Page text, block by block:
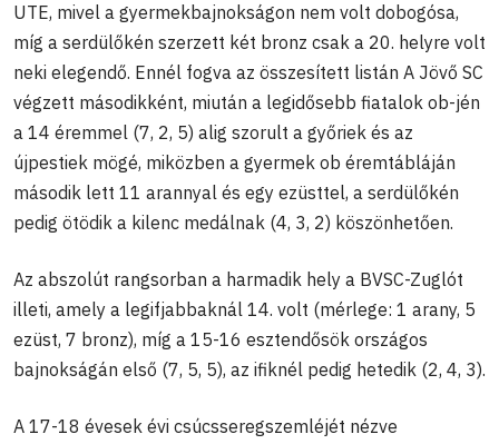
UTE, mivel a gyermekbajnokságon nem volt dobogósa,
míg a serdülőkén szerzett két bronz csak a 20. helyre volt
neki elegendő. Ennél fogva az összesített listán A Jövő SC
végzett másodikként, miután a legidősebb fiatalok ob-jén
a 14 éremmel (7, 2, 5) alig szorult a győriek és az
újpestiek mögé, miközben a gyermek ob éremtábláján
második lett 11 arannyal és egy ezüsttel, a serdülőkén
pedig ötödik a kilenc medálnak (4, 3, 2) köszönhetően.
Az abszolút rangsorban a harmadik hely a BVSC-Zuglót
illeti, amely a legifjabbaknál 14. volt (mérlege: 1 arany, 5
ezüst, 7 bronz), míg a 15-16 esztendősök országos
bajnokságán első (7, 5, 5), az ifiknél pedig hetedik (2, 4, 3).
A 17-18 évesek évi csúcsseregszemléjét nézve